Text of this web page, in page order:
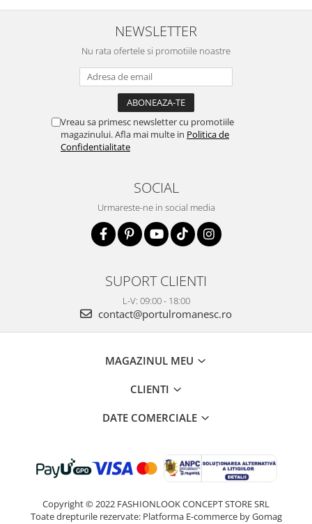
NEWSLETTER
Nu rata ofertele si promotiile noastre
Vreau sa primesc newsletter cu promotiile
magazinului. Afla mai multe in Politica de
Confidentialitate
SOCIAL
Urmareste-ne in social media
SUPORT CLIENTI
L-V: 09:00 - 18:00
contact@portulromanesc.ro
MAGAZINUL MEU
CLIENTI
DATE COMERCIALE
Copyright © 2022 FASHIONLOOK CONCEPT STORE SRL
Toate drepturile rezervate: Platforma E-commerce by Gomag